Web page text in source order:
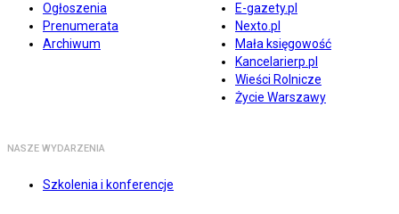
Ogłoszenia
Prenumerata
Archiwum
E-gazety.pl
Nexto.pl
Mała księgowość
Kancelarierp.pl
Wieści Rolnicze
Życie Warszawy
NASZE WYDARZENIA
Szkolenia i konferencje